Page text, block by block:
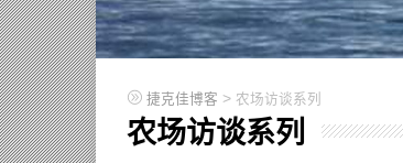
捷克佳博客 > 农场访谈系列
农场访谈系列